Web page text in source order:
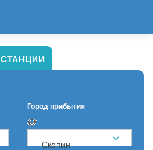
СТАНЦИИ
Город прибытия
Скопин